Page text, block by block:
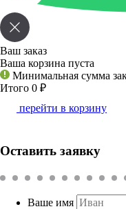
Ваш заказ
Ваша корзина пуста
Минимальная сумма
Итого 0 ₽
перейти в корзину
Оставить заявку
Ваше имя